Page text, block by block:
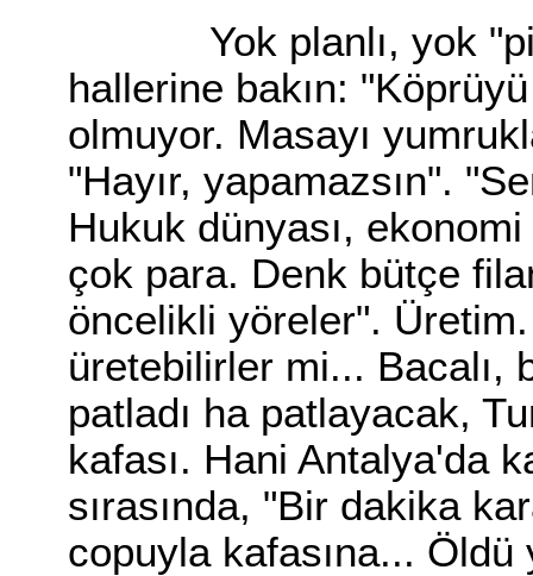
Yok planlı, yok
hallerine bakın:
olmuyor. Masayı
"Hayır, yapamazsın".
Hukuk dünyası,
çok para. Denk bütçe
öncelikli yöreler".
üretebilirler mi... Bacalı,
patladı ha patlayacak,
kafası. Hani Antalya'da
sırasında, "Bir dakika
copuyla kafasına... Öldü